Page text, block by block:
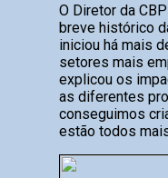
O Diretor da
breve histórico
iniciou há mais
setores mais
explicou os
as diferentes
conseguimos
estão todos